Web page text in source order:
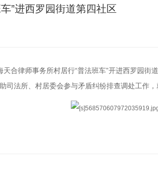
”进西罗园街道第四社区
合律师事务所村居行“普法班车”开进西罗园街
司法所、村居委会参与矛盾纠纷排查调处工作